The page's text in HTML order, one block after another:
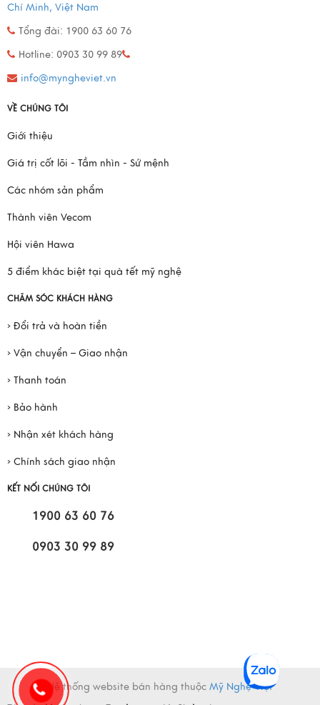
Chí Minh, Việt Nam
Tổng đài: 1900 63 60 76
Hotline: 0903 30 99 89
info@myngheviet.vn
VỀ CHÚNG TÔI
Giới thiệu
Giá trị cốt lõi - Tầm nhìn - Sứ mệnh
Các nhóm sản phẩm
Thành viên Vecom
Hội viên Hawa
5 điểm khác biệt tại quà tết mỹ nghệ
CHĂM SÓC KHÁCH HÀNG
› Đổi trả và hoàn tiền
› Vận chuyển – Giao nhận
› Thanh toán
› Bảo hành
› Nhận xét khách hàng
› Chính sách giao nhận
KẾT NỐI CHÚNG TÔI
1900 63 60 76
0903 30 99 89
Hệ thống website bán hàng thuộc Mỹ Nghệ Việt